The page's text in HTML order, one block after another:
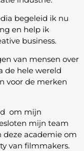
begeleid ik nu
en help ik
business.
van mensen over
de hele wereld
voor de merken
om mijn
mijn team
deze academie om
van filmmakers.